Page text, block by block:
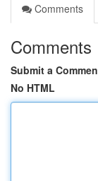
Comments
Comments
Submit a
No HTML